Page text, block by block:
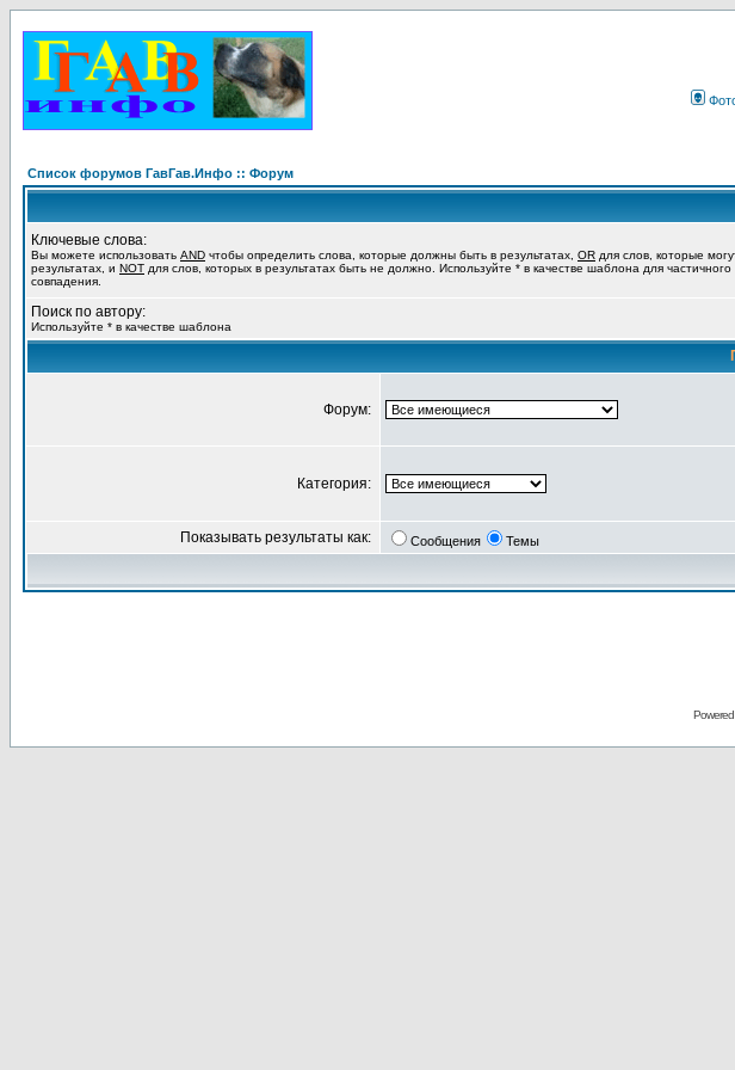
Список форумов ГавГав.Инфо :: Форум
Ключевые слова:
Вы можете использовать AND чтобы определить слова, которые должны быть в результатах, OR для слов, которые
результатах, и NOT для слов, которых в результатах быть не должно. Используйте * в качестве шаблона для частичного
совпадения.
Поиск по автору:
Используйте * в качестве шаблона
Форум:
Категория:
Показывать результаты как: Сообщения Темы